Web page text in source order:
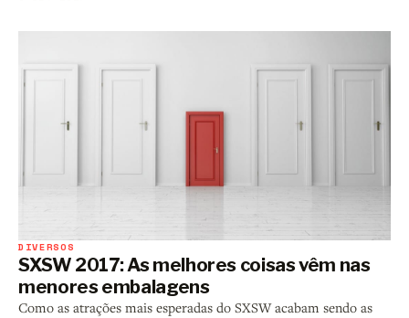
DIVERSOS
SXSW 2017: As melhores coisas vêm nas
menores embalagens
Como as atrações mais esperadas do SXSW acabam sendo as